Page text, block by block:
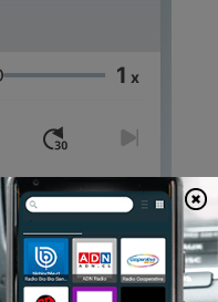
Volumen 1 x
00:00